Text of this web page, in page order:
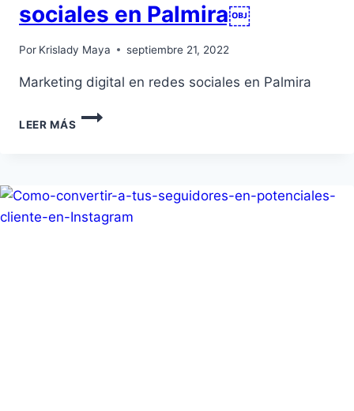
sociales en Palmira￼
Por Krislady Maya septiembre 21, 2022
Marketing digital en redes sociales en Palmira
LEER MÁS